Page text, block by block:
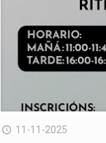
11-11-2025